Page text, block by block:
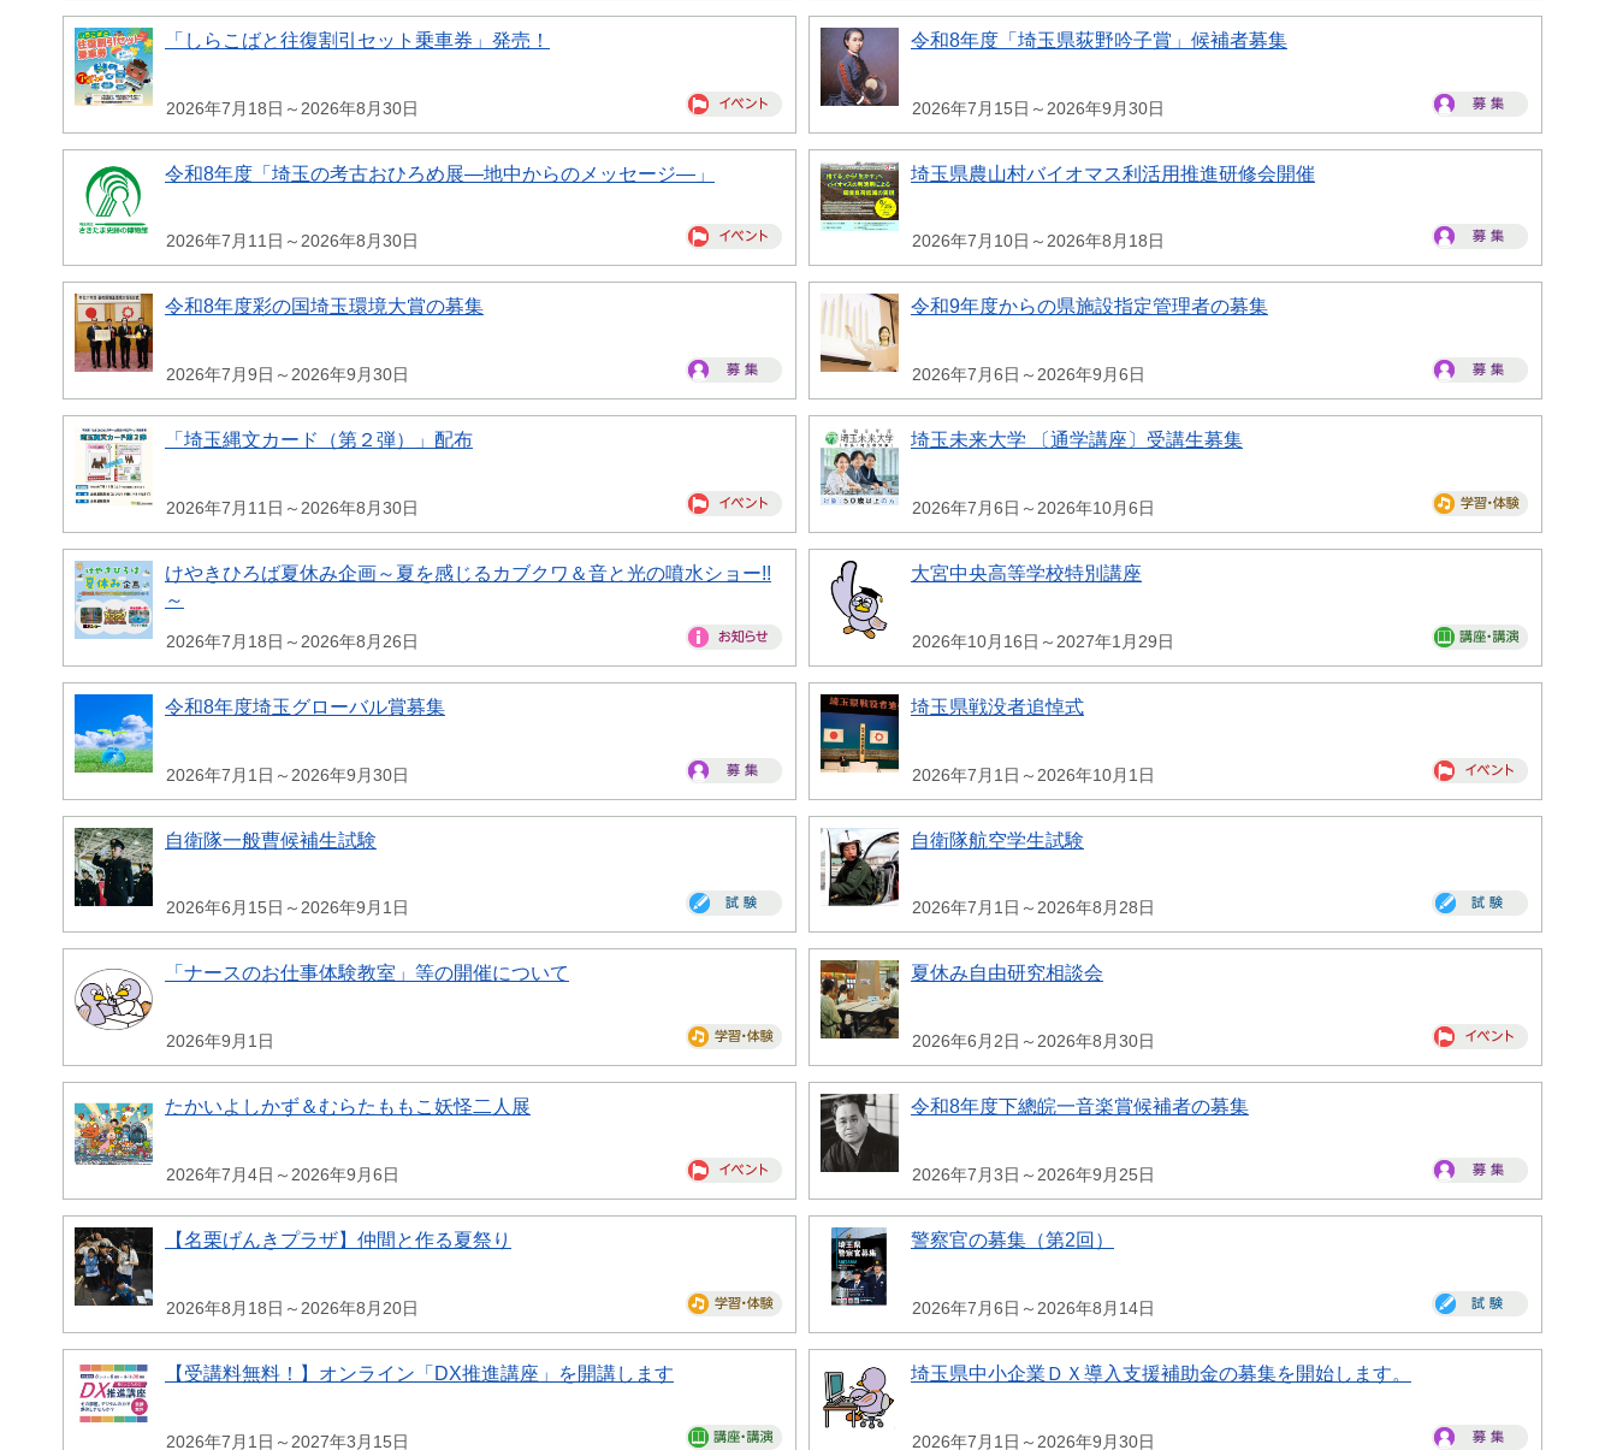
「しらこばと往復割引セット乗車券」発売！
2026年7月18日～2026年8月30日
令和8年度「埼玉県荻野吟子賞」候補者募集
2026年7月15日～2026年9月30日
令和8年度「埼玉の考古おひろめ展―地中からのメッセージ―」
2026年7月11日～2026年8月30日
埼玉県農山村バイオマス利活用推進研修会開催
2026年7月10日～2026年8月18日
令和8年度彩の国埼玉環境大賞の募集
2026年7月9日～2026年9月30日
令和9年度からの県施設指定管理者の募集
2026年7月6日～2026年9月6日
「埼玉縄文カード（第２弾）」配布
2026年7月11日～2026年8月30日
埼玉未来大学 〔通学講座〕受講生募集
2026年7月6日～2026年10月6日
けやきひろば夏休み企画～夏を感じるカブクワ＆音と光の噴水ショー!!
～
2026年7月18日～2026年8月26日
大宮中央高等学校特別講座
2026年10月16日～2027年1月29日
令和8年度埼玉グローバル賞募集
2026年7月1日～2026年9月30日
埼玉県戦没者追悼式
2026年7月1日～2026年10月1日
自衛隊一般曹候補生試験
2026年6月15日～2026年9月1日
自衛隊航空学生試験
2026年7月1日～2026年8月28日
「ナースのお仕事体験教室」等の開催について
2026年9月1日
夏休み自由研究相談会
2026年6月2日～2026年8月30日
たかいよしかず＆むらたももこ妖怪二人展
2026年7月4日～2026年9月6日
令和8年度下總皖一音楽賞候補者の募集
2026年7月3日～2026年9月25日
【名栗げんきプラザ】仲間と作る夏祭り
2026年8月18日～2026年8月20日
警察官の募集（第2回）
2026年7月6日～2026年8月14日
【受講料無料！】オンライン「DX推進講座」を開講します
2026年7月1日～2027年3月15日
埼玉県中小企業ＤＸ導入支援補助金の募集を開始します。
2026年7月1日～2026年9月30日